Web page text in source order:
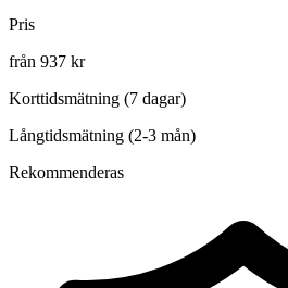
Pris
från 937 kr
Korttidsmätning (7 dagar)
Långtidsmätning (2-3 mån)
Rekommenderas